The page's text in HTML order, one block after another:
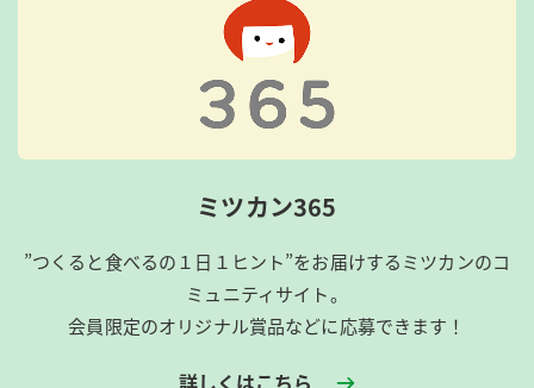
ミツカン365
”つくると食べるの１日１ヒント”をお届けするミツカンのコ
ミュニティサイト。
会員限定のオリジナル賞品などに応募できます！